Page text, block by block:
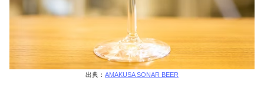
出典： AMAKUSA SONAR BEER